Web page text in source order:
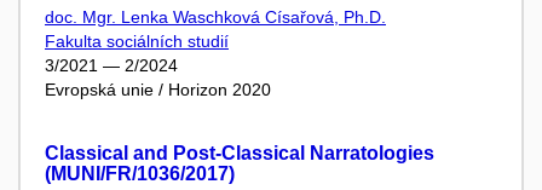
doc. Mgr. Lenka Waschková Císařová, Ph.D.
Fakulta sociálních studií
3/2021 — 2/2024
Evropská unie / Horizon 2020
Classical and Post-Classical Narratologies
(MUNI/FR/1036/2017)